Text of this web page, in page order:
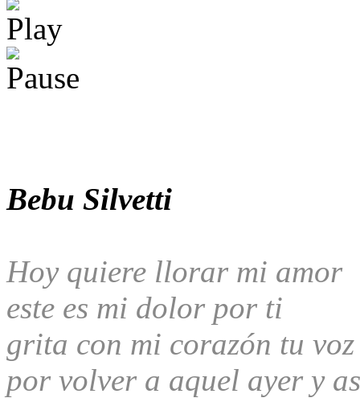
Bebu Silvetti
Hoy quiere llorar mi amor
este es mi dolor por ti
grita con mi corazón tu voz
por volver a aquel ayer y